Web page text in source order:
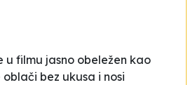
u filmu jasno obeležen kao
oblači bez ukusa i nosi